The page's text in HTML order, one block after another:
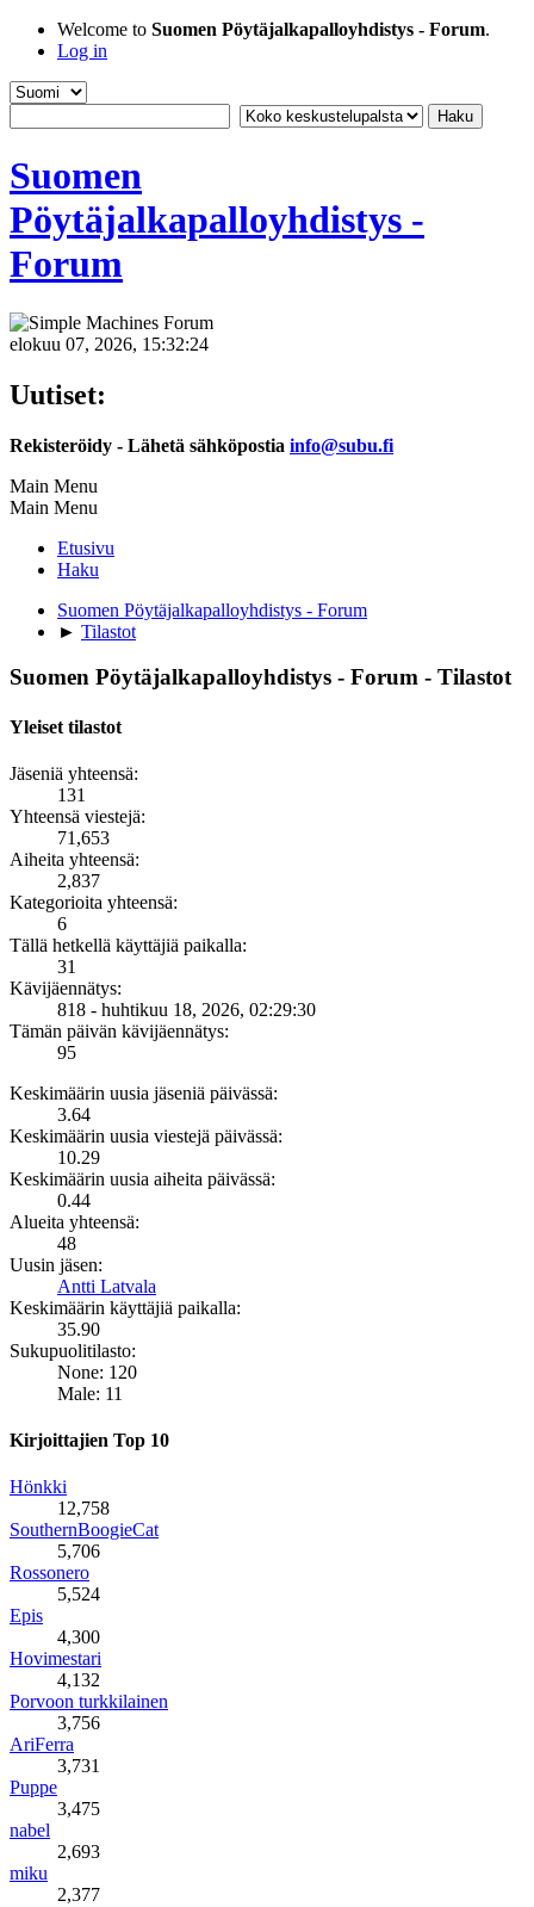
Welcome to Suomen Pöytäjalkapalloyhdistys - Forum.
Log in
Suomen
Pöytäjalkapalloyhdistys -
Forum
elokuu 07, 2026, 15:32:24
Uutiset:
Rekisteröidy - Lähetä sähköpostia info@subu.fi
Main Menu
Main Menu
Etusivu
Haku
Suomen Pöytäjalkapalloyhdistys - Forum
► Tilastot
Suomen Pöytäjalkapalloyhdistys - Forum - Tilastot
Yleiset tilastot
Jäseniä yhteensä:
131
Yhteensä viestejä:
71,653
Aiheita yhteensä:
2,837
Kategorioita yhteensä:
6
Tällä hetkellä käyttäjiä paikalla:
31
Kävijäennätys:
818 - huhtikuu 18, 2026, 02:29:30
Tämän päivän kävijäennätys:
95
Keskimäärin uusia jäseniä päivässä:
3.64
Keskimäärin uusia viestejä päivässä:
10.29
Keskimäärin uusia aiheita päivässä:
0.44
Alueita yhteensä:
48
Uusin jäsen:
Antti Latvala
Keskimäärin käyttäjiä paikalla:
35.90
Sukupuolitilasto:
None: 120
Male: 11
Kirjoittajien Top 10
Hönkki
12,758
SouthernBoogieCat
5,706
Rossonero
5,524
Epis
4,300
Hovimestari
4,132
Porvoon turkkilainen
3,756
AriFerra
3,731
Puppe
3,475
nabel
2,693
miku
2,377